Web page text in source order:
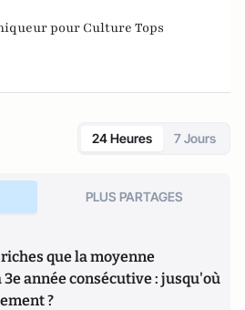
pour Culture Tops
24 Heures 7 Jours
PLUS PARTAGES
que la moyenne
année consécutive : jusqu'où
?